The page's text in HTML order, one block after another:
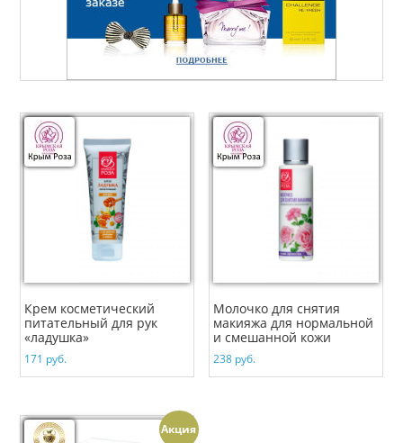
Крем косметический
питательный для рук
«ладушка»
171 руб.
Молочко для снятия
макияжа для нормальной
и смешанной кожи
238 руб.
Акция